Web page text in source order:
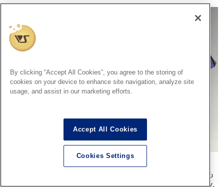
公式のイラストなどでも余り見る事が無い、背中の塗りも
By clicking “Accept All Cookies”, you agree to the storing of
cookies on your device to enhance site navigation, analyze site
usage, and assist in our marketing efforts.
Accept All Cookies
Cookies Settings